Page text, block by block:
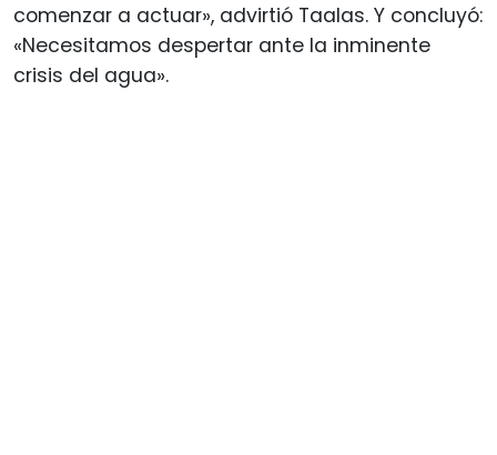
comenzar a actuar», advirtió Taalas. Y concluyó:
«Necesitamos despertar ante la inminente
crisis del agua».